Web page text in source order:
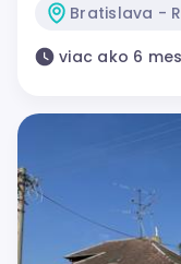
Bratislava -
viac ako 6